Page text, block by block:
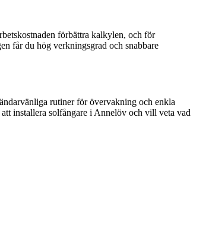
förbättra kalkylen, och för
får du hög verkningsgrad och snabbare
rutiner för övervakning och enkla
installera solfångare i Annelöv och vill veta vad